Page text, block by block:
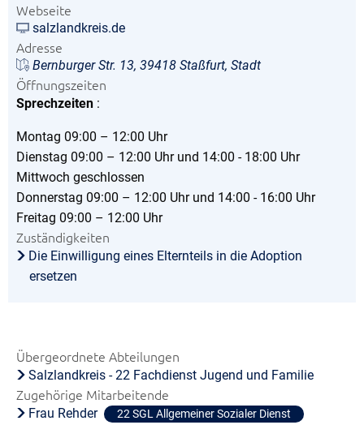
Webseite
salzlandkreis.de
Adresse
Bernburger Str. 13, 39418 Staßfurt, Stadt
Öffnungszeiten
Sprechzeiten :
Montag 09:00 – 12:00 Uhr
Dienstag 09:00 – 12:00 Uhr und 14:00 - 18:00 Uhr
Mittwoch geschlossen
Donnerstag 09:00 – 12:00 Uhr und 14:00 - 16:00 Uhr
Freitag 09:00 – 12:00 Uhr
Zuständigkeiten
Die Einwilligung eines Elternteils in die Adoption
ersetzen
Übergeordnete Abteilungen
Salzlandkreis - 22 Fachdienst Jugend und Familie
Zugehörige Mitarbeitende
Frau Rehder 22 SGL Allgemeiner Sozialer Dienst